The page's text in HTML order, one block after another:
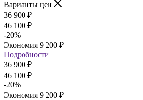
Варианты цен
36 900 ₽
46 100 ₽
-20%
Экономия 9 200 ₽
Подробности
36 900 ₽
46 100 ₽
-20%
Экономия 9 200 ₽